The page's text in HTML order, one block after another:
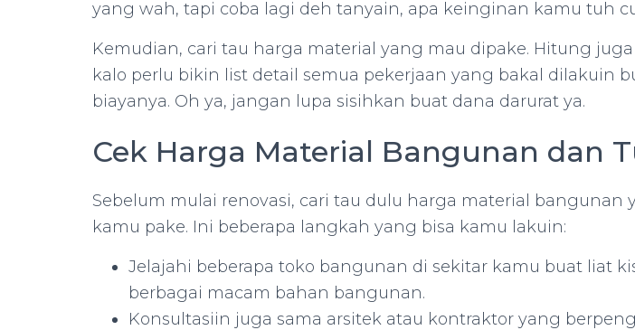
yang wah, tapi coba lagi deh tanyain, apa keinginan kamu tuh
Kemudian, cari tau harga material yang mau dipake. Hitung
kalo perlu bikin list detail semua pekerjaan yang bakal dilakuin
biayanya. Oh ya, jangan lupa sisihkan buat dana darurat ya.
Cek Harga Material Bangunan dan
Sebelum mulai renovasi, cari tau dulu harga material bangunan
kamu pake. Ini beberapa langkah yang bisa kamu lakuin:
Jelajahi beberapa toko bangunan di sekitar kamu buat liat
berbagai macam bahan bangunan.
Konsultasiin juga sama arsitek atau kontraktor yang